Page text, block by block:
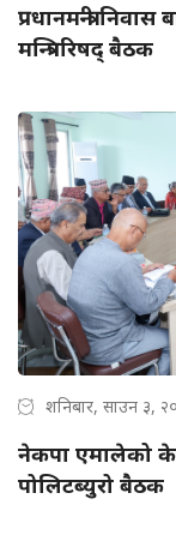
प्रधानमन्त्री
मन्त्रिपरिषद् बैठक
शनिबार, साउन ३,
नेकपा एमालेको
पोलिटब्युरो बैठक